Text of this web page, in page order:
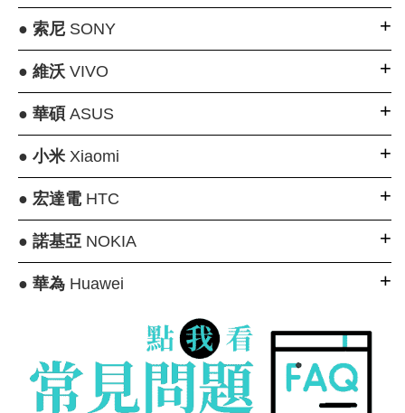
● 索尼SONY
● 維沃VIVO
● 華碩 ASUS
● 小米Xiaomi
● 宏達電HTC
● 諾基亞NOKIA
● 華為Huawei